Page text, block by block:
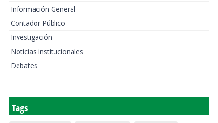
Información General
Contador Público
Investigación
Noticias institucionales
Debates
Tags